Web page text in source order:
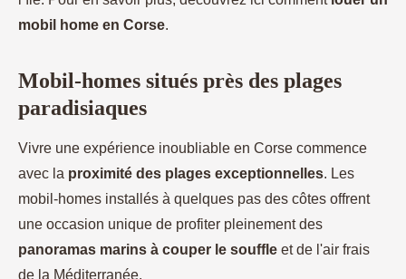
mobil home en Corse.
Mobil-homes situés près des plages
paradisiaques
Vivre une expérience inoubliable en Corse commence
avec la proximité des plages exceptionnelles. Les
mobil-homes installés à quelques pas des côtes offrent
une occasion unique de profiter pleinement des
panoramas marins à couper le souffle et de l'air frais
de la Méditerranée.